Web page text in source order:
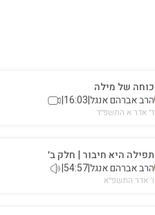
כוחה של מילה
הרב אברהם אנגל|
16:03
|
ד׳ אדר א התשפ״ד
תפילה היא חיבור | חלק ב׳
הרב אברהם אנגל|
54:57
|
ו׳ אדר התשפ״א